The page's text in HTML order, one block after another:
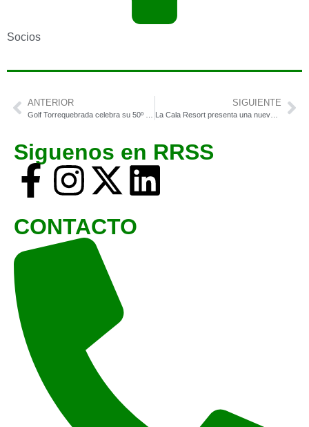
Socios
ANTERIOR SIGUIENTE
La Cala Resort presenta una nueva experiencia para sus huéspedes
Siguenos en RRSS
CONTACTO